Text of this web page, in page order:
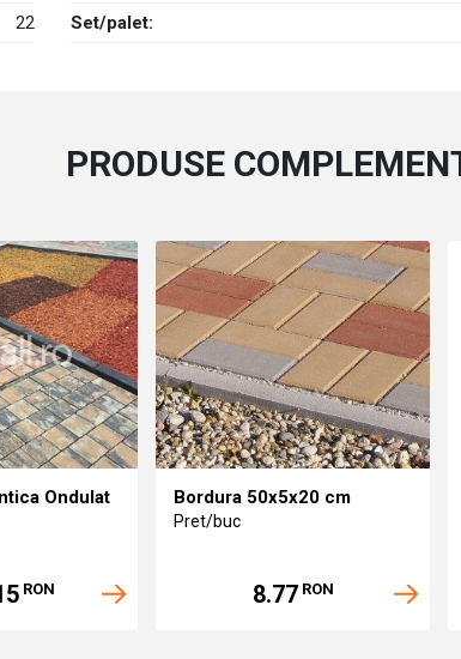
22 Set/palet:
PRODUSE
Ondulat
RON
Bordura 50x5x20 cm
Pret/buc
8.77 RON